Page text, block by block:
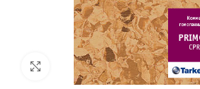
Click to enlarge